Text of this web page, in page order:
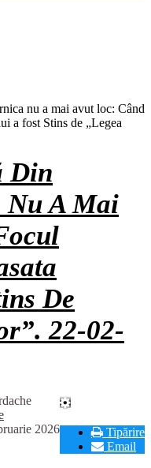
nu a mai avut loc: Când
a fost Stins de „Legea
Din
Nu A Mai
De
22-02-
Tipărire
Email
2026